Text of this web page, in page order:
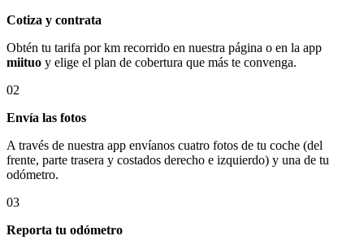
Cotiza y contrata
Obtén tu tarifa por km recorrido en nuestra página o en la app
miituo y elige el plan de cobertura que más te convenga.
02
Envía las fotos
A través de nuestra app envíanos cuatro fotos de tu coche (del
frente, parte trasera y costados derecho e izquierdo) y una de tu
odómetro.
03
Reporta tu odómetro